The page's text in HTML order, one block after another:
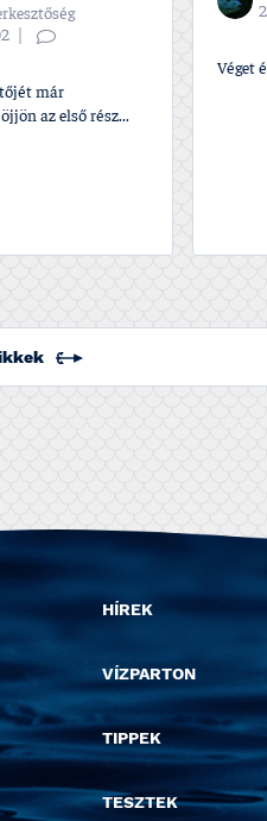
már
az első rész...
Véget
HÍREK
VÍZPARTON
TIPPEK
TESZTEK